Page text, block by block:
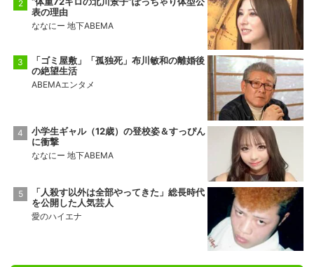
表の理由
ななにー 地下ABEMA
「ゴミ屋敷」「孤独死」布川敏和の離婚後
の絶望生活
ABEMAエンタメ
小学生ギャル（12歳）の登校姿＆すっぴん
に衝撃
ななにー 地下ABEMA
「人殺す以外は全部やってきた」総長時代
を公開した人気芸人
愛のハイエナ